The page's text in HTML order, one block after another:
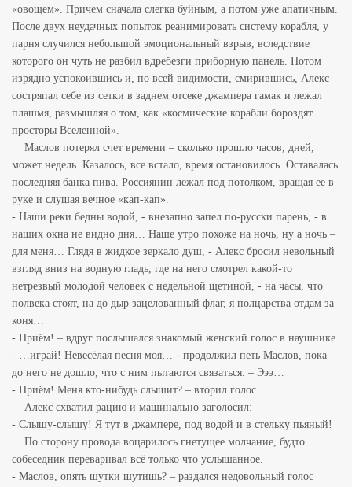
«овощем». Причем сначала слегка буйным, а потом уже апатичным.
После двух неудачных попыток реанимировать систему корабля, у
парня случился небольшой эмоциональный взрыв, вследствие
которого он чуть не разбил вдребезги приборную панель. Потом
изрядно успокоившись и, по всей видимости, смирившись, Алекс
состряпал себе из сетки в заднем отсеке джампера гамак и лежал
плашмя, размышляя о том, как «космические корабли бороздят
просторы Вселенной».
Маслов потерял счет времени – сколько прошло часов, дней,
может недель. Казалось, все встало, время остановилось. Оставалась
последняя банка пива. Россиянин лежал под потолком, вращая ее в
руке и слушая вечное «кап-кап».
- Наши реки бедны водой, - внезапно запел по-русски парень, - в
наших окна не видно дня… Наше утро похоже на ночь, ну а ночь –
для меня… Глядя в жидкое зеркало душ, - Алекс бросил невольный
взгляд вниз на водную гладь, где на него смотрел какой-то
нетрезвый молодой человек с недельной щетиной, - на часы, что
полвека стоят, на до дыр зацелованный флаг, я полцарства отдам за
коня…
- Приём! – вдруг послышался знакомый женский голос в наушнике.
- …играй! Невесёлая песня моя… - продолжил петь Маслов, пока
до него не дошло, что с ним пытаются связаться. – Эээ…
- Приём! Меня кто-нибудь слышит? – вторил голос.
Алекс схватил рацию и машинально заголосил:
- Слышу-слышу! Я тут в джампере, под водой и в стельку пьяный!
По сторону провода воцарилось гнетущее молчание, будто
собеседник переваривал всё только что услышанное.
- Маслов, опять шутки шутишь? – раздался недовольный голос